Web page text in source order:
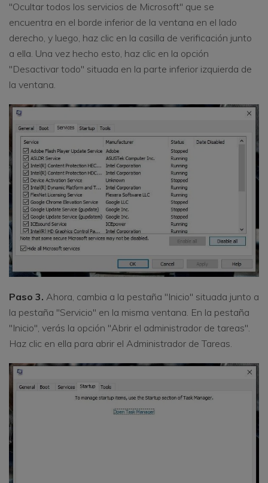
"Ocultar todos los servicios de Microsoft" que se
encuentra en el borde inferior de la ventana en el lado
derecho, y luego, haz clic en la casilla de verificación junto
a ella. Una vez hecho esto, haz clic en la opción
"Desactivar todo" situada en la parte inferior izquierda de
la ventana.
Paso 3. Ahora, cambia a la pestaña "Inicio" situada junto a
la pestaña "Servicio" en la misma ventana. En la pestaña
"Inicio", verás la opción "Abrir el administrador de tareas".
Haz clic en ella para abrir el Administrador de Tareas.